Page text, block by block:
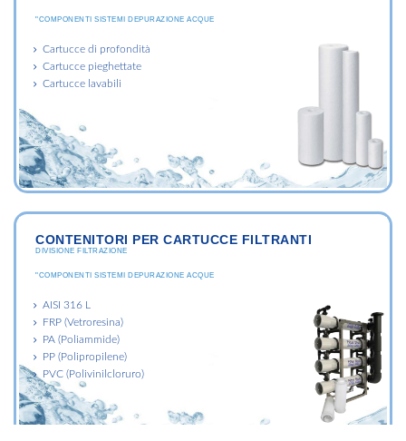
"COMPONENTI SISTEMI DEPURAZIONE ACQUE
Cartucce di profondità
Cartucce pieghettate
Cartucce lavabili
CONTENITORI PER CARTUCCE FILTRANTI
DIVISIONE FILTRAZIONE
"COMPONENTI SISTEMI DEPURAZIONE ACQUE
AISI 316 L
FRP (Vetroresina)
PA (Poliammide)
PP (Polipropilene)
PVC (Polivinilcloruro)